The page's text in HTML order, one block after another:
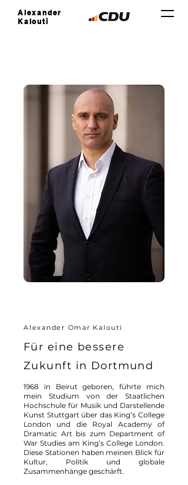
Alexander
Kalouti
Alexander Omar Kalouti
Für eine bessere
Zukunft in Dortmund
1968 in Beirut geboren, führte mich
mein Studium von der Staatlichen
Hochschule für Musik und Darstellende
Kunst Stuttgart über das King’s College
London und die Royal Academy of
Dramatic Art bis zum Department of
War Studies am King’s College London.
Diese Stationen haben meinen Blick für
Kultur, Politik und globale
Zusammenhänge geschärft.